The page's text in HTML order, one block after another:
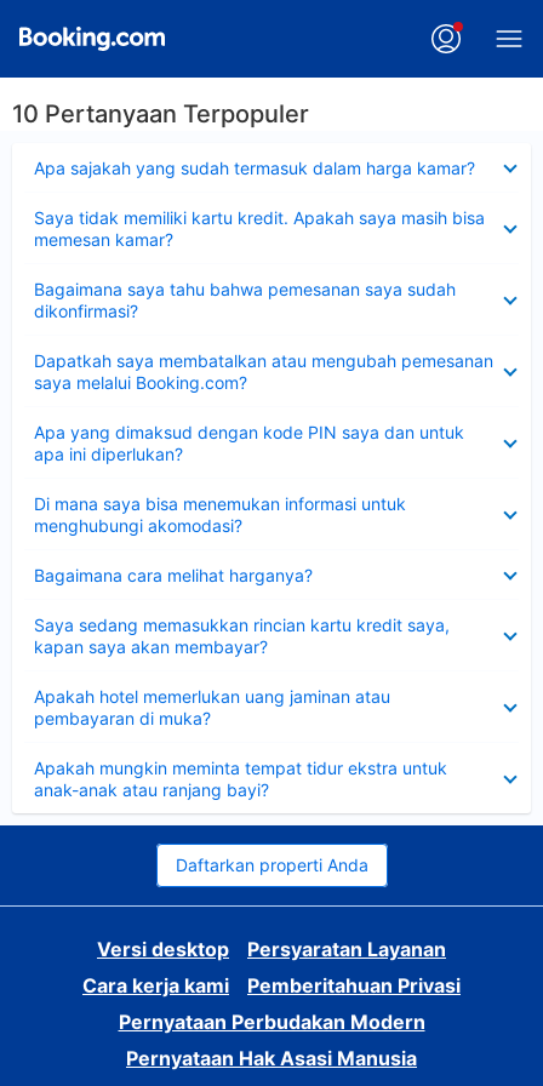
10 Pertanyaan Terpopuler
Apa sajakah yang sudah termasuk dalam harga kamar?
Saya tidak memiliki kartu kredit. Apakah saya masih bisa
memesan kamar?
Bagaimana saya tahu bahwa pemesanan saya sudah
dikonfirmasi?
Dapatkah saya membatalkan atau mengubah pemesanan
saya melalui Booking.com?
Apa yang dimaksud dengan kode PIN saya dan untuk
apa ini diperlukan?
Di mana saya bisa menemukan informasi untuk
menghubungi akomodasi?
Bagaimana cara melihat harganya?
Saya sedang memasukkan rincian kartu kredit saya,
kapan saya akan membayar?
Apakah hotel memerlukan uang jaminan atau
pembayaran di muka?
Apakah mungkin meminta tempat tidur ekstra untuk
anak-anak atau ranjang bayi?
Daftarkan properti Anda
Versi desktop
Persyaratan Layanan
Cara kerja kami
Pemberitahuan Privasi
Pernyataan Perbudakan Modern
Pernyataan Hak Asasi Manusia